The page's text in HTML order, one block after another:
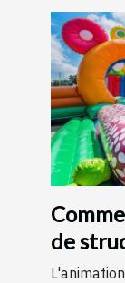
de
votre